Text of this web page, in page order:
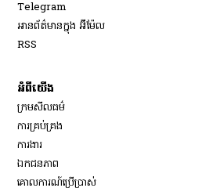
Telegram
អានព័ត៌មានក្នុង អ៊ីម៉ែល
RSS
អំពីយើង
ក្រមសីលធម៌
ការគ្រប់គ្រង
ការងារ
ឯកជនភាព
គោលការណ៍ប្រើប្រាស់